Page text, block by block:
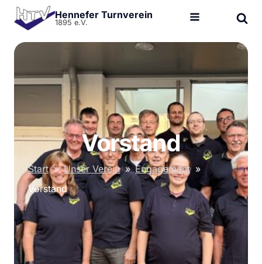
Hennefer Turnverein
1895 e.V.
Vorstand
Start » Unser Verein » Engagement »
Vorstand